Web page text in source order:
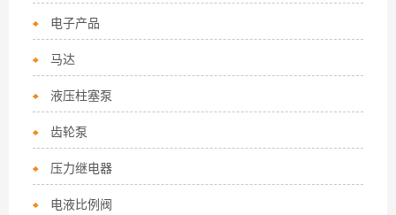
电子产品
马达
液压柱塞泵
齿轮泵
压力继电器
电液比例阀